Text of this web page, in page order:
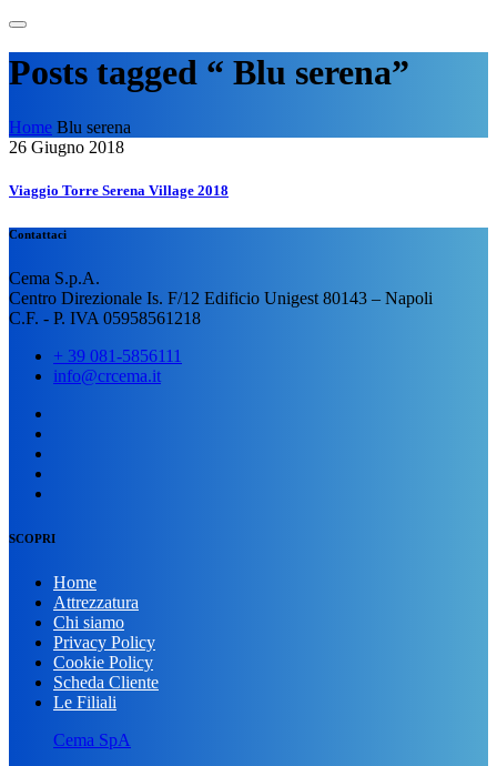
Posts tagged “ Blu serena”
Home Blu serena
26 Giugno 2018
Viaggio Torre Serena Village 2018
Contattaci
Cema S.p.A.
Centro Direzionale Is. F/12 Edificio Unigest 80143 – Napoli
C.F. - P. IVA 05958561218
+ 39 081-5856111
info@crcema.it
SCOPRI
Home
Attrezzatura
Chi siamo
Privacy Policy
Cookie Policy
Scheda Cliente
Le Filiali
Cema SpA